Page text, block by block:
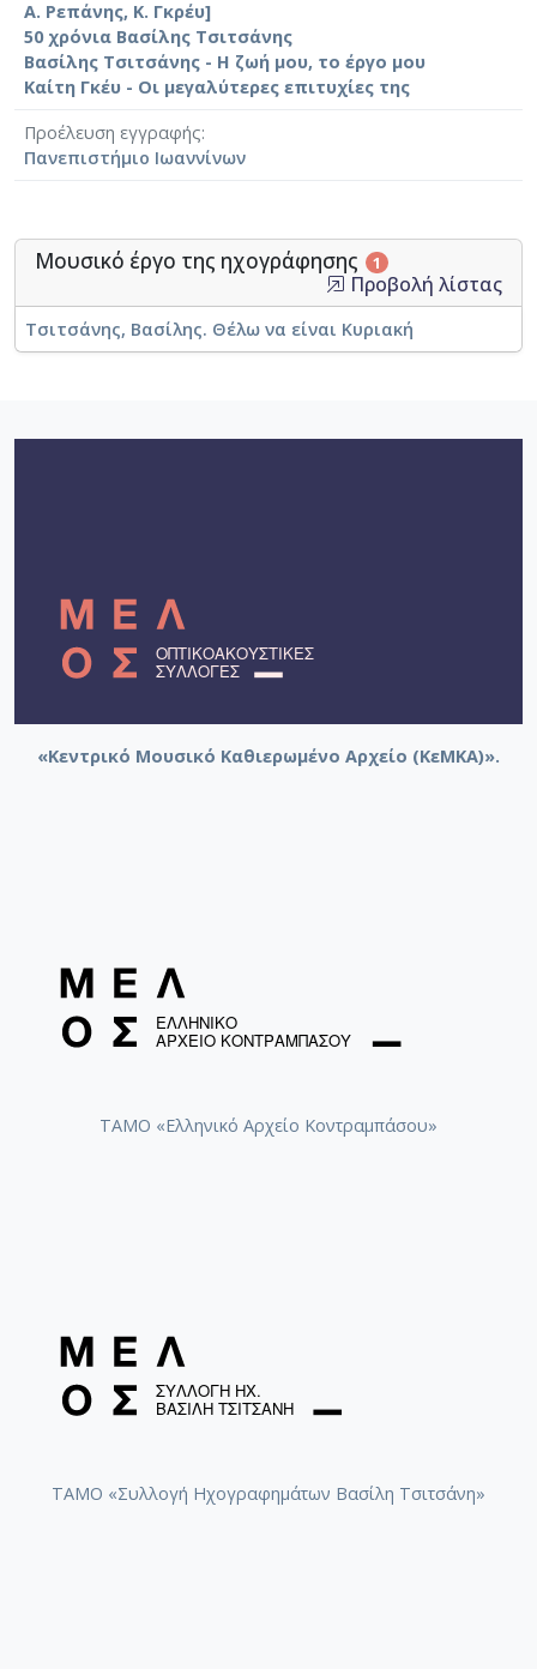
Α. Ρεπάνης, Κ. Γκρέυ]
50 χρόνια Βασίλης Τσιτσάνης
Βασίλης Τσιτσάνης - Η ζωή μου, το έργο μου
Καίτη Γκέυ - Οι μεγαλύτερες επιτυχίες της
Προέλευση εγγραφής
Πανεπιστήμιο Ιωαννίνων
Μουσικό έργο της ηχογράφησης 1
Προβολή λίστας
Τσιτσάνης, Βασίλης. Θέλω να είναι Κυριακή
«Κεντρικό Μουσικό Καθιερωμένο Αρχείο (ΚεΜΚΑ)».
ΤΑΜΟ «Ελληνικό Αρχείο Κοντραμπάσου»
ΤΑΜΟ «Συλλογή Ηχογραφημάτων Βασίλη Τσιτσάνη»